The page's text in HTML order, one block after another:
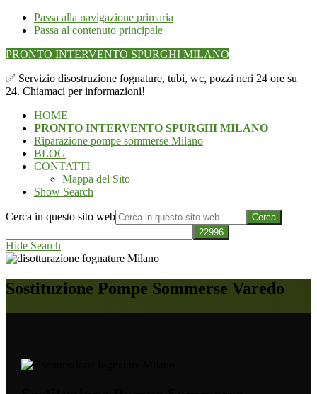
Passa alla navigazione primaria
Passa al contenuto principale
PRONTO INTERVENTO SPURGHI MILANO
✅ Servizio disostruzione fognature, tubi, wc, pozzi neri 24 ore su
24. Chiamaci per informazioni!
HOME
PRONTO INTERVENTO SPURGHI MILANO
Riparazione pompe sommerse Milano
BLOG
CONTATTI
Mappa del Sito
Show Search
Cerca in questo sito web
Hide Search
Sostituzione Pompe Sommerse Varedo